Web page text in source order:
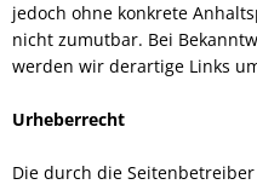
jedoch ohne konkrete
nicht zumutbar. Bei
werden wir derartige Links
Urheberrecht
Die durch die